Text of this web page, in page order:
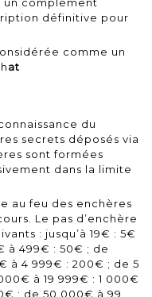
un complément
définitive pour
comme un
at
du
secrets déposés via
sont formées
dans la limite
au feu des enchères
Le pas d’enchère
: jusqu’à 19€ : 5€
à 499€ : 50€ ; de
à 4 999€ : 200€ ; de 5
à 19 999€ : 1 000€
; de 50 000€ à 99